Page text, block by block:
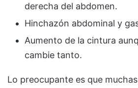
derecha del abdomen.
Hinchazón abdominal y
Aumento de la cintura
cambie tanto.
Lo preocupante es que